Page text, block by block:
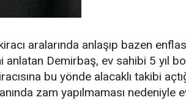
aralarında anlaşıp bazen
anlatan Demirbaş, ev sahibi 5 yıl
bu yönde alacaklı takibi
zam yapılmaması nedeniyle